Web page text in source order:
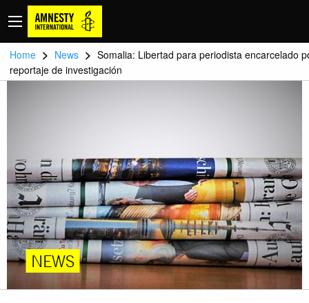
Home > News > Somalia: Libertad para periodista encarcelado
reportaje de investigación
NEWS